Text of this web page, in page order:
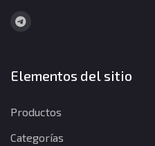
Elementos del sitio
Productos
Categorías